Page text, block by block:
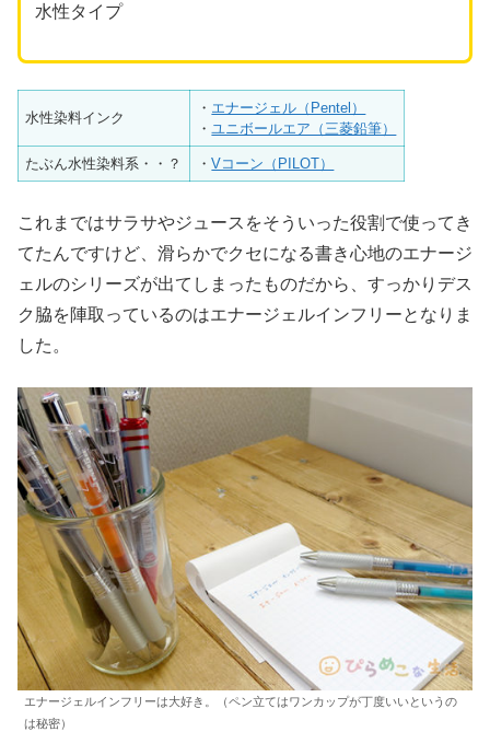
水性タイプ
水性染料インク
・ エナージェル（Pentel）
・ユニボールエア（三菱鉛筆）
たぶん水性染料系・・？ ・Vコーン（PILOT）
これまではサラサやジュースをそういった役割で使ってき
てたんですけど、滑らかでクセになる書き心地のエナージ
ェルのシリーズが出てしまったものだから、すっかりデス
ク脇を陣取っているのはエナージェルインフリーとなりま
した。
エナージェルインフリーは大好き。（ペン立てはワンカップが丁度いいというの
は秘密）